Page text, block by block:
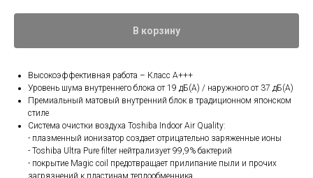
В корзину
Высокоэффективная работа – Класс А+++
Уровень шума внутреннего блока от 19 дБ(А) / наружного от 37 дБ(А)
Премиальный матовый внутренний блок в традиционном японском
стиле
Cистема очистки воздуха Toshiba Indoor Air Quality:
- плазменный ионизатор создает отрицательно заряженные ионы
- Toshiba Ultra Pure filter нейтрализует 99,9% бактерий
- покрытие Magic coil предотвращает прилипание пыли и прочих